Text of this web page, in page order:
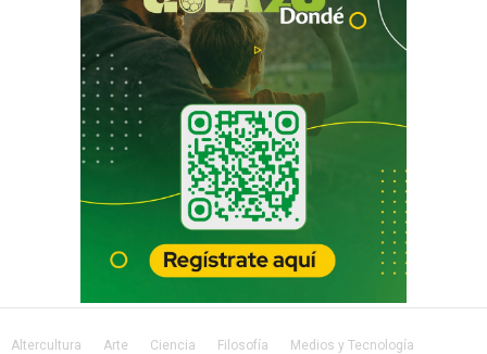
Altercultura Arte Ciencia Filosofía Medios y Tecnología